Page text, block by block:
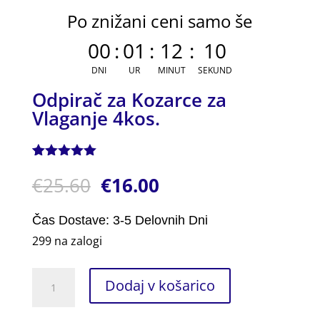
Po znižani ceni samo še
00
DNI
:01
UR
: 12
MINUT
: 10
SEKUND
Odpirač za Kozarce za
Vlaganje 4kos.
5.00 od 5
na podlagi
stranke
€25.60 €16.00
Čas Dostave: 3-5 Delovnih Dni
299 na zalogi
Dodaj v košarico